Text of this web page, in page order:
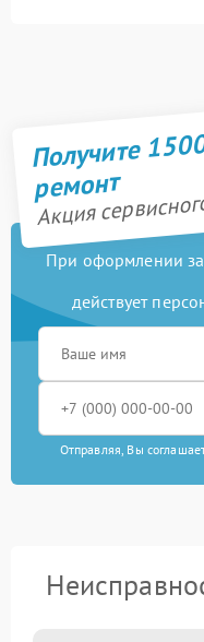
Получите
ремонт
Акция
При оформлении
действует
Отправляя, Вы